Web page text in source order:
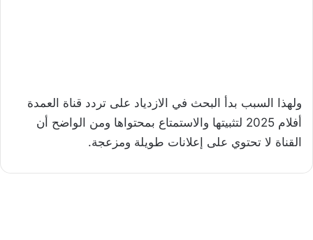
ولهذا السبب بدأ البحث في الازدياد على تردد قناة العمدة
أفلام 2025 لتثبيتها والاستمتاع بمحتواها ومن الواضح أن
القناة لا تحتوي على إعلانات طويلة ومزعجة.